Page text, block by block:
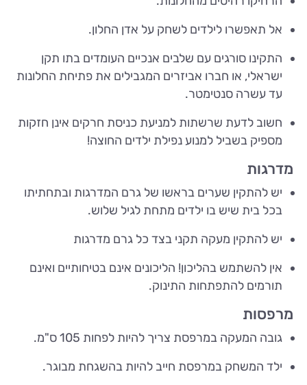
אל תאפשרו לילדים לשחק על אדן החלון.
התקינו סורגים עם שלבים אנכיים העומדים בתו תקן
ישראלי, או חברו אביזרים המגבילים את פתיחת החלונות
עד עשרה סנטימטר.
חשוב לדעת שרשתות למניעת כניסת חרקים אינן חזקות
מספיק בשביל למנוע נפילת ילדים החוצה!
מדרגות
יש להתקין שערים בראשו של גרם המדרגות ובתחתיתו
בכל בית שיש בו ילדים מתחת לגיל שלוש.
יש להתקין מעקה תקני בצד כל גרם מדרגות
אין להשתמש בהליכון! הליכונים אינם בטיחותיים ואינם
תורמים להתפתחות התינוק.
מרפסות
גובה המעקה במרפסת צריך להיות לפחות 105 ס"מ.
ילד המשחק במרפסת חייב להיות בהשגחת מבוגר.